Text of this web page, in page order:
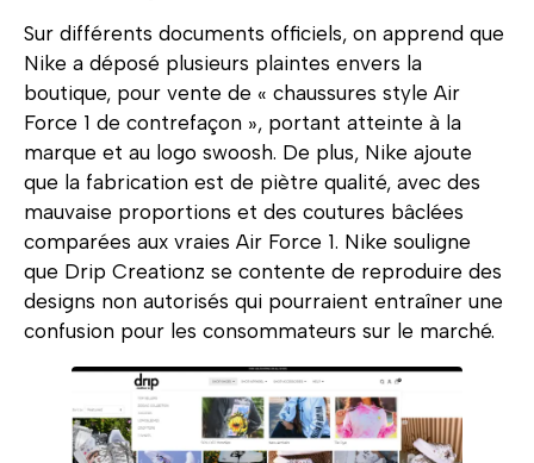
Sur différents documents officiels, on apprend que
Nike a déposé plusieurs plaintes envers la
boutique, pour vente de « chaussures style Air
Force 1 de contrefaçon », portant atteinte à la
marque et au logo swoosh. De plus, Nike ajoute
que la fabrication est de piètre qualité, avec des
mauvaise proportions et des coutures bâclées
comparées aux vraies Air Force 1. Nike souligne
que Drip Creationz se contente de reproduire des
designs non autorisés qui pourraient entraîner une
confusion pour les consommateurs sur le marché.